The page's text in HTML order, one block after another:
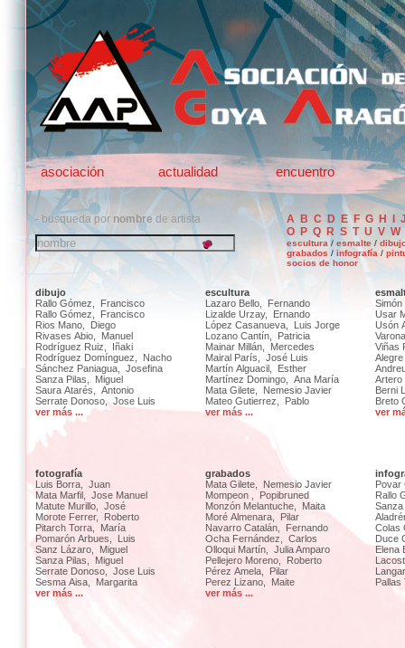
asociación actualidad encuentro
- busqueda por nombre de artista A B C D E F G H
O
P Q R S T U V W
escultura / esmalte /
grabados / infografía /
socios de honor
dibujo
Rallo Gómez, Francisco
Rallo Gómez, Francisco
Rios Mano, Diego
Rivases Abio, Manuel
Rodríguez Ruiz, Iñaki
Rodríguez Domínguez, Nacho
Sánchez Paniagua, Josefina
Sanza Pilas, Miguel
Saura Atarés, Antonio
Serrate Donoso, Jose Luis
ver más ...
escultura
Lazaro Bello, Fernando
Lizalde Urzay, Ernando
López Casanueva, Luis Jorge
Lozano Cantín, Patricia
Mainar Millán, Mercedes
Mairal París, José Luis
Martín Alguacil, Esther
Martínez Domingo, Ana María
Mata Gilete, Nemesio Javier
Mateo Gutierrez, Pablo
ver más ...
Usar
Usón
Viñas
Artero
Berni
Breto
ver
fotografía
Luis Borra, Juan
Mata Marfil, Jose Manuel
Matute Murillo, José
Morote Ferrer, Roberto
Pitarch Torra, María
Pomarón Arbues, Luis
Sanz Lázaro, Miguel
Sanza Pilas, Miguel
Serrate Donoso, Jose Luis
Sesma Aisa, Margarita
ver más ...
grabados
Mata Gilete, Nemesio Javier
Mompeon , Popibruned
Monzón Melantuche, Maita
Moré Almenara, Pilar
Navarro Catalán, Fernando
Ocha Fernández, Carlos
Olloqui Martín, Julia Amparo
Pellejero Moreno, Roberto
Pérez Amela, Pilar
Perez Lizano, Maite
ver más ...
Povar
Rallo
Colas
Duce
Elena
Pallas